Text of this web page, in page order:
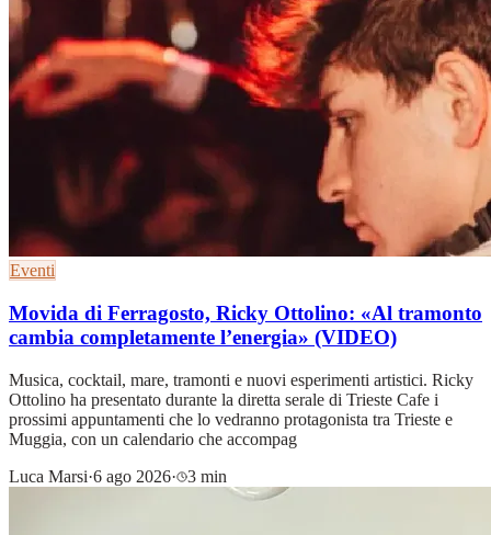
Eventi
Movida di Ferragosto, Ricky Ottolino: «Al tramonto
cambia completamente l’energia» (VIDEO)
Musica, cocktail, mare, tramonti e nuovi esperimenti artistici. Ricky
Ottolino ha presentato durante la diretta serale di Trieste Cafe i
prossimi appuntamenti che lo vedranno protagonista tra Trieste e
Muggia, con un calendario che accompag
Luca Marsi·6 ago 2026· 3 min